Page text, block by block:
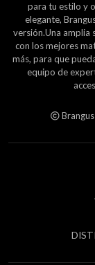
para tu estilo y
elegante,
versión.Una amplia
con los mejores
más, para que
equipo de